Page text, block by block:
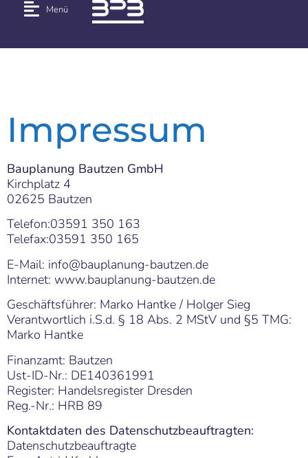
Menü
Impressum
Bauplanung Bautzen GmbH
Kirchplatz 4
02625 Bautzen
Telefon:03591 350 163
Telefax:03591 350 165
E-Mail: info@bauplanung-bautzen.de
Internet: www.bauplanung-bautzen.de
Geschäftsführer: Marko Hantke / Holger Sieg
Verantwortlich i.S.d. § 18 Abs. 2 MStV und §5 TMG:
Marko Hantke
Finanzamt: Bautzen
Ust-ID-Nr.: DE140361991
Register: Handelsregister Dresden
Reg.-Nr.: HRB 89
Kontaktdaten des Datenschutzbeauftragten:
Datenschutzbeauftragte